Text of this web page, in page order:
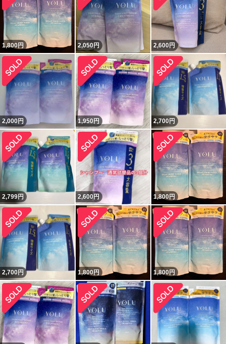
1,800円 2,050円 2,600円
2,000円 1,950 円 2,700円
2,799円 2,600円 1,800円
2,700円 1,800円 1,800円